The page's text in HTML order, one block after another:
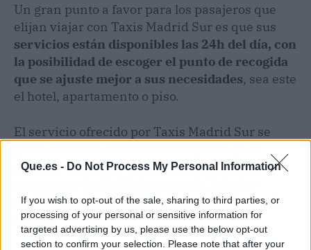
Que.es - Do Not Process My Personal Information
If you wish to opt-out of the sale, sharing to third parties, or
processing of your personal or sensitive information for
targeted advertising by us, please use the below opt-out
section to confirm your selection. Please note that after your
Un gran punto a favor para los pasajeros que
elijan viajar con Taxis Madrid Sur es que sus
servicios están disponibles las 24h del día, con
la posibilidad de escoger el punto de recogida
que se ajuste mejor a sus necesidades, sea este
el hotel, apartamento o piso.
El servicio ofrecido por Taxis Madrid Sur se
aquellos pasajeros que busquen un taxi al
rapidez, profesionalidad y experiencia en el
sector.